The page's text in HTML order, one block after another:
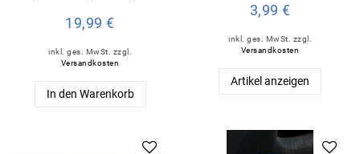
19,99 €
inkl. ges. MwSt.
zzgl.
Versandkosten
In den Warenkorb
3,99 €
inkl. ges. MwSt.
zzgl.
Versandkosten
Artikel anzeigen